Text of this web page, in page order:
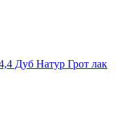
Дуб Натур Грот лак